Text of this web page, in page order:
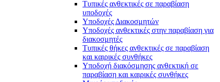
Τυπικές ανθεκτικές σε παραβίαση
υποδοχές
Υποδοχές Διακοσμητών
Υποδοχές ανθεκτικές στην παραβίαση για
διακοσμητές
Τυπικές θήκες ανθεκτικές σε παραβίαση
και καιρικές συνθήκες
Υποδοχή διακόσμησης ανθεκτική σε
παραβίαση και καιρικές συνθήκες